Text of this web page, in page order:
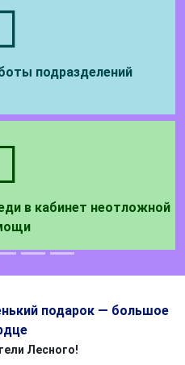
подразделений
в кабинет неотложной
подарок — большое
Лесного!